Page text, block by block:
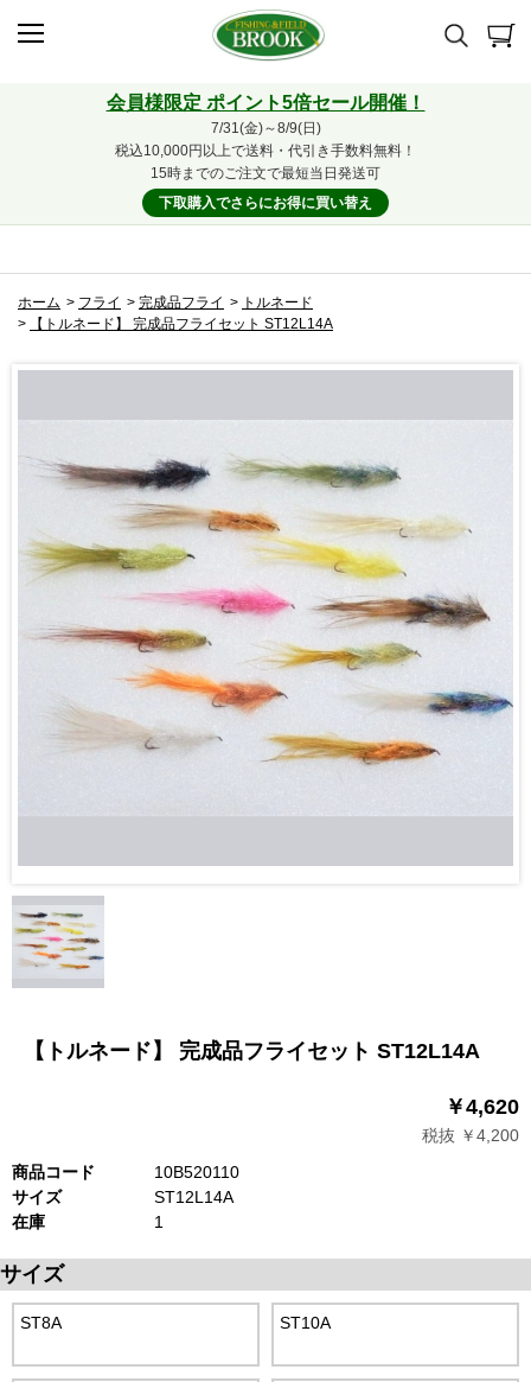
会員様限定 ポイント5倍セール開催！
7/31(金)～8/9(日)
税込10,000円以上で送料・代引き手数料無料！
15時までのご注文で最短当日発送可
下取購入でさらにお得に買い替え
ホーム > フライ > 完成品フライ > トルネード
>
【トルネード】 完成品フライセット ST12L14A
【トルネード】 完成品フライセット ST12L14A
￥4,620
税抜 ￥4,200
商品コード
10B520110
サイズ
ST12L14A
在庫
1
サイズ
ST8A ST10A